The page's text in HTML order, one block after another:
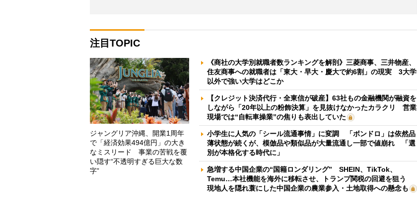
注目TOPIC
ジャングリア沖縄、開業1周年
で「経済効果494億円」の大き
なミスリード 事業の苦戦を覆
い隠す“不透明すぎる巨大な数
字”
《商社の大学別就職者数ランキングを解剖》三菱商事、三井物産、
住友商事への就職者は「東大・早大・慶大で約6割」の現実 3大学
以外で強い大学はどこか
【クレジット決済代行・全東信が破産】63社もの金融機関が融資を
しながら「20年以上の粉飾決算」を見抜けなかったカラクリ 営業
現場では“自転車操業”の焦りも表出していた
小学生に人気の「シール流通事情」に変調 「ボンドロ」は依然品
薄状態が続くが、模倣品や類似品が大量流通し一部で値崩れ 「選
別が本格化する時代に」
急増する中国企業の“国籍ロンダリング” SHEIN、TikTok、
Temu…本社機能を海外に移転させ、トランプ関税の回避を狙う
現地人を隠れ蓑にした中国企業の農業参入・土地取得への懸念も